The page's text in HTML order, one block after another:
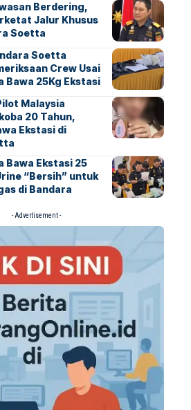
Berdering,
Jalur Khusus
Soetta
Soetta
Crew Usai
Bawa 25Kg Ekstasi
Malaysia
20 Tahun,
Ekstasi di
Bawa Ekstasi 25
“Bersih” untuk
di Bandara
- Advertisement -